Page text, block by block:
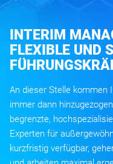
INTERIM
FLEXIBLE UND
An dieser Stelle kommen
immer dann
begrenzte,
Experten für
kurzfristig verfügbar,